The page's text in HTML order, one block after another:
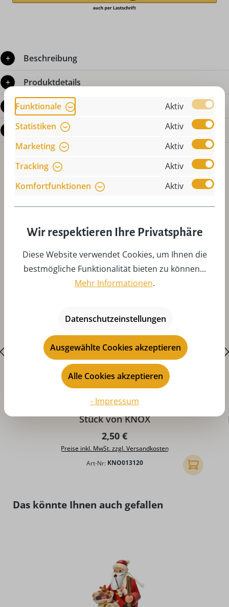
Beschreibung
Produktdetails
Bewertungen
Fragen zum Produkt
Produktgalerie überspringen
Zubehör
Durchschnittliche Bewertung von 5 von 5 Sternen
Räucherkerzen - Weihrauch-Myrrhe, 24
Stück von KNOX
Regulärer Preis:
2,50 €
Preise inkl. MwSt. zzgl. Versandkosten
Art-Nr: KNO013120 In den
Produktgalerie überspringen
Das könnte Ihnen auch gefallen
Funktionale
Aktiv
Statistiken
Aktiv
Marketing
Aktiv
Tracking
Aktiv
Komfortfunktionen
Aktiv
Wir respektieren Ihre Privatsphäre
Diese Website verwendet Cookies, um Ihnen die
bestmögliche Funktionalität bieten zu können...
Mehr Informationen.
Datenschutzeinstellungen
Ausgewählte Cookies akzeptieren
Alle Cookies akzeptieren
- Impressum